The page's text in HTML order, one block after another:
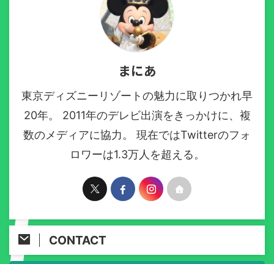
まにあ
東京ディズニーリゾートの魅力に取りつかれ早
20年。 2011年のデレビ出演をきっかけに、複
数のメディアに協力。 現在ではTwitterのフォ
ロワーは1.3万人を超える。
CONTACT